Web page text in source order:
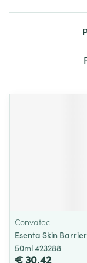
Convatec
Esenta Skin
50ml 423288
€ 30,42